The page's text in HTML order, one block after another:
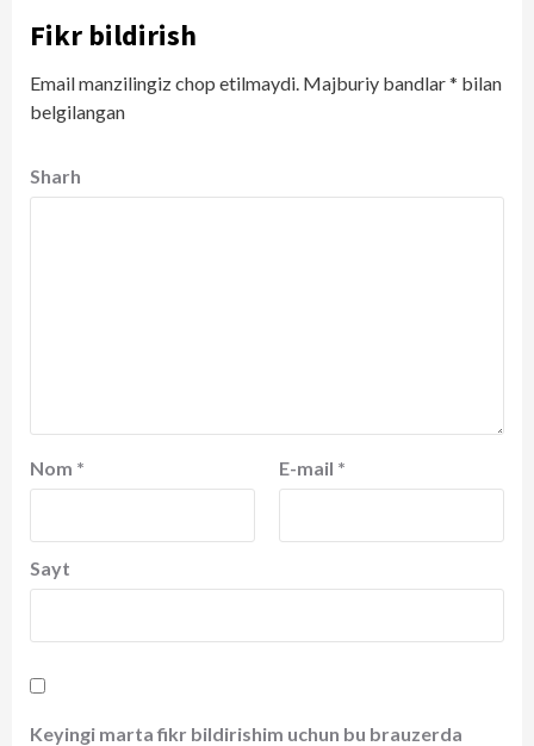
Fikr bildirish
Email manzilingiz chop etilmaydi. Majburiy bandlar* bilan
belgilangan
Sharh
Nom * E-mail *
Sayt
Keyingi marta fikr bildirishim uchun bu brauzerda